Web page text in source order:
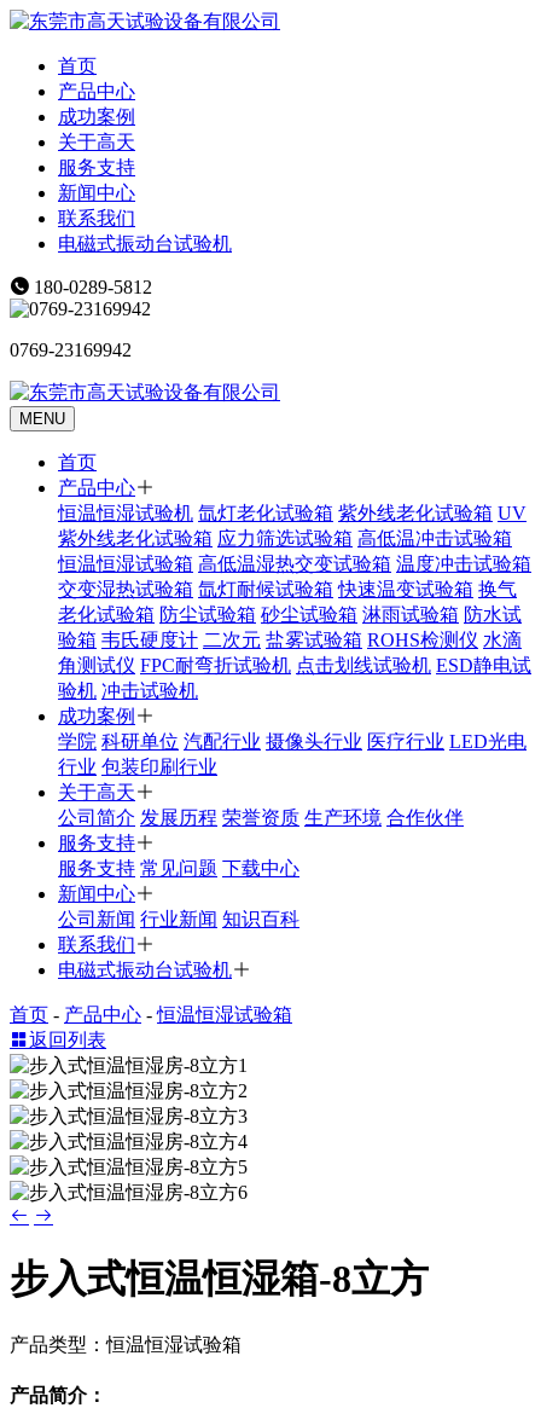
首页
产品中心
成功案例
关于高天
服务支持
新闻中心
联系我们
电磁式振动台试验机
180-0289-5812
0769-23169942
MENU
首页
产品中心
恒温恒湿试验机 氙灯老化试验箱 紫外线老化试验箱 UV
紫外线老化试验箱 应力筛选试验箱 高低温冲击试验箱
恒温恒湿试验箱 高低温湿热交变试验箱 温度冲击试验箱
交变湿热试验箱 氙灯耐候试验箱 快速温变试验箱 换气
老化试验箱 防尘试验箱 砂尘试验箱 淋雨试验箱 防水试
验箱 韦氏硬度计 二次元 盐雾试验箱 ROHS检测仪 水滴
角测试仪 FPC耐弯折试验机 点击划线试验机 ESD静电试
验机 冲击试验机
成功案例
学院 科研单位 汽配行业 摄像头行业 医疗行业 LED光电
行业 包装印刷行业
关于高天
公司简介 发展历程 荣誉资质 生产环境 合作伙伴
服务支持
服务支持 常见问题 下载中心
新闻中心
公司新闻 行业新闻 知识百科
联系我们
电磁式振动台试验机
首页 - 产品中心 -恒温恒湿试验箱
返回列表
步入式恒温恒湿箱-8立方
产品类型：恒温恒湿试验箱
产品简介：